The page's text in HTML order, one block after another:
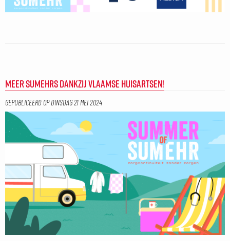
MEER SUMEHRS DANKZIJ VLAAMSE HUISARTSEN!
GEPUBLICEERD OPDINSDAG 21 MEI 2024